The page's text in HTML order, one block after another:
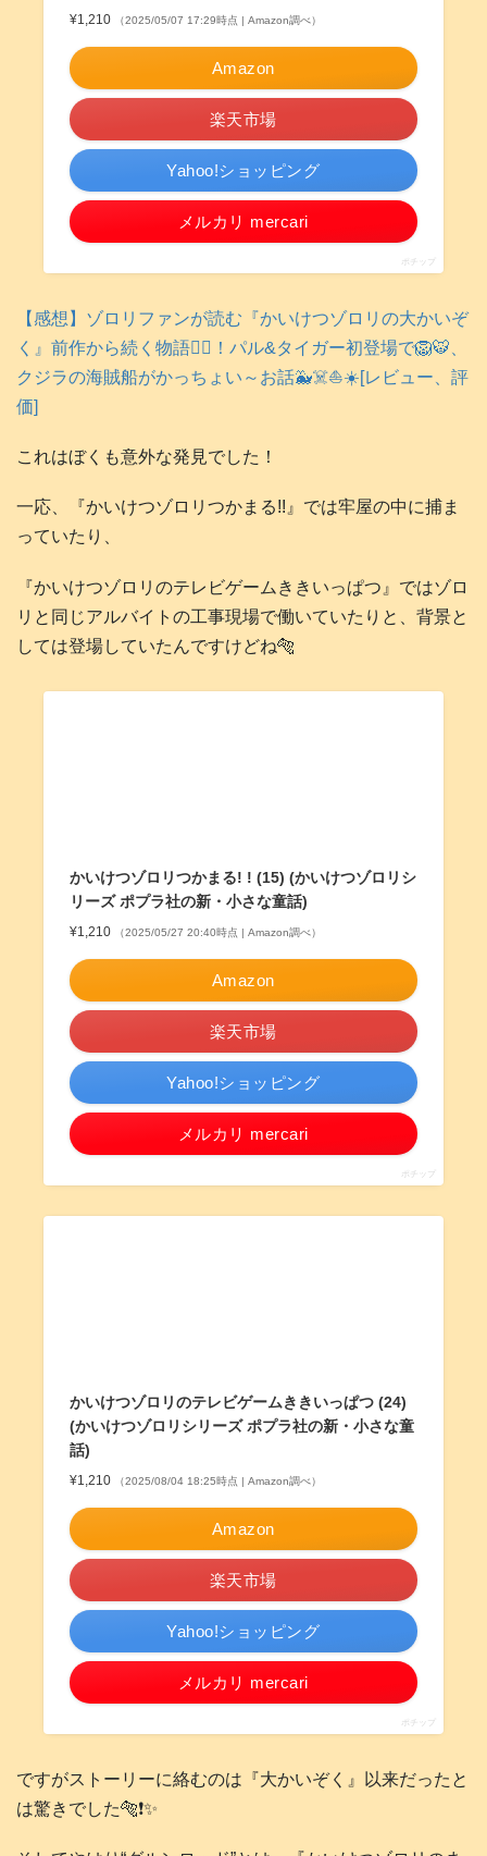
¥1,210 （2025/05/07 17:29時点 | Amazon調べ）
Amazon
楽天市場
Yahoo!ショッピング
メルカリ mercari
ポチップ
【感想】ゾロリファンが読む『かいけつゾロリの大かいぞ
く』前作から続く物語🧙‍♂️！パル&タイガー初登場で🦁🐯、
クジラの海賊船がかっちょい～お話🐳☠️⛵️☀️[レビュー、評
価]
これはぼくも意外な発見でした！
一応、『かいけつゾロリつかまる!!』では牢屋の中に捕ま
っていたり、
『かいけつゾロリのテレビゲームききいっぱつ』ではゾロ
リと同じアルバイトの工事現場で働いていたりと、背景と
しては登場していたんですけどね🐅
かいけつゾロリつかまる! ! (15) (かいけつゾロリシ
リーズ ポプラ社の新・小さな童話)
¥1,210 （2025/05/27 20:40時点 | Amazon調べ）
Amazon
楽天市場
Yahoo!ショッピング
メルカリ mercari
ポチップ
かいけつゾロリのテレビゲームききいっぱつ (24)
(かいけつゾロリシリーズ ポプラ社の新・小さな童
話)
¥1,210 （2025/08/04 18:25時点 | Amazon調べ）
Amazon
楽天市場
Yahoo!ショッピング
メルカリ mercari
ポチップ
ですがストーリーに絡むのは『大かいぞく』以来だったと
は驚きでした🐅❗️✨